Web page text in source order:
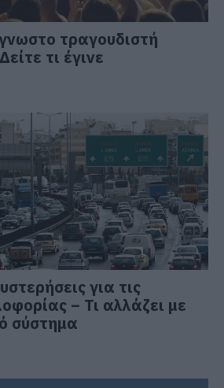
τραγουδιστή
τι έγινε
για τις
– Τι αλλάζει με
σύστημα